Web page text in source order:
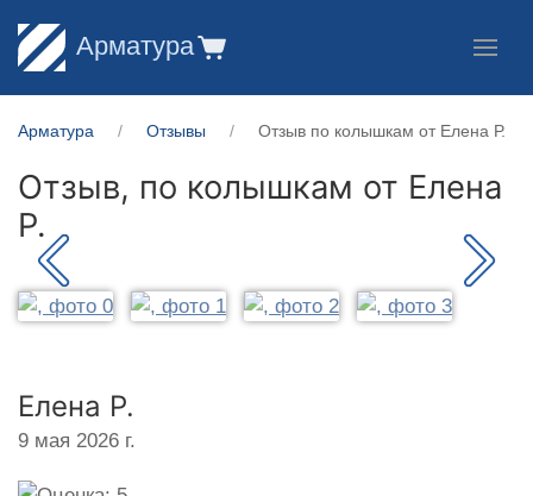
Арматура
Арматура Отзывы Отзыв по колышкам от Елена Р.
Отзыв, по колышкам от Елена
Р.
Елена Р.
9 мая 2026 г.